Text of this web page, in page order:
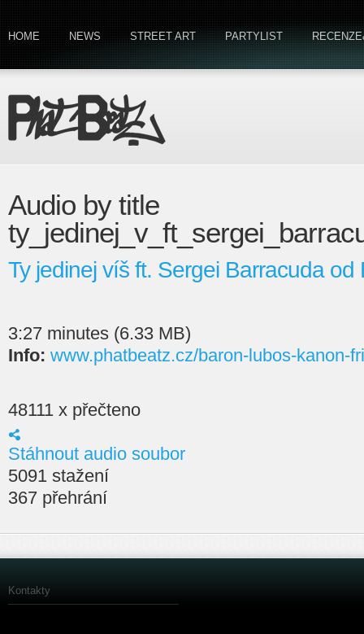
HOME NEWS STREET ART PARTYLIST
Audio by title
Ty jedinej víš ft. Sergei Barracuda od
3:27 minutes (6.33 MB)
Info: www.phatbeatz.cz/baron-lubos-kanon-
48111 x přečteno
Stáhnout audio soubor
5091 stažení
367 přehrání
Kontakty